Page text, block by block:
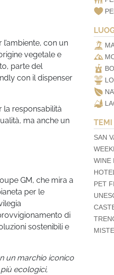
con un
vegetale e
parte del
con il dispenser
la responsabilità
ma anche un
GM, che mira a
per le
di
sostenibili e
un marchio iconico
ecologici,
TEMI
SAN
WINE
PET